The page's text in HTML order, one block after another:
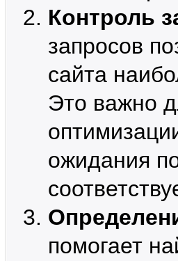
Контроль
запросов
сайта
Это важно
ожидания
помогает